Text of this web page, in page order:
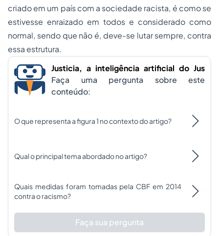
criado em um país com a sociedade racista, é como se
estivesse enraizado em todos e considerado como
normal, sendo que não é, deve-se lutar sempre, contra
essa estrutura.
Justicia, a inteligência artificial do Jus
Faça uma pergunta sobre este
conteúdo:
O que representa a figura 1 no contexto do artigo?
Qual o principal tema abordado no artigo?
Quais medidas foram tomadas pela CBF em 2014
contra o racismo?
Faça sua pergunta